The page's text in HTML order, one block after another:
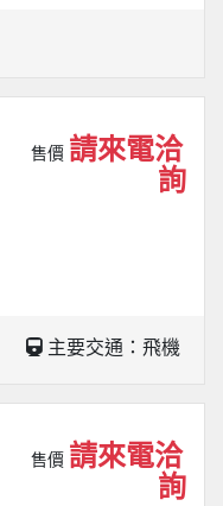
售價 請來電洽
詢
主要交通：飛機
售價 請來電洽
詢